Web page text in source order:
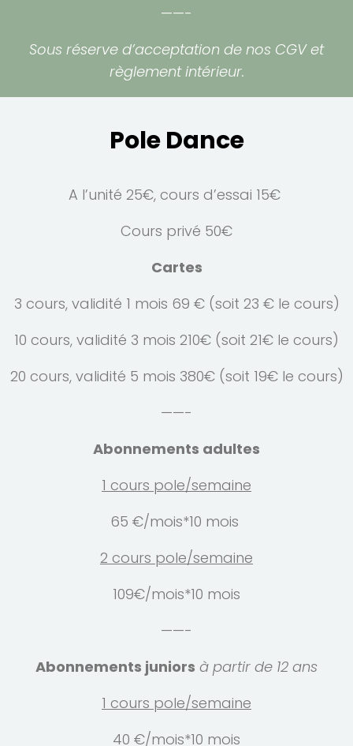
——-
Sous réserve d’acceptation de nos CGV et
règlement intérieur.
Pole Dance
A l’unité 25€, cours d’essai 15€
Cours privé 50€
Cartes
3 cours, validité 1 mois 69 € (soit 23 € le cours)
10 cours, validité 3 mois 210€ (soit 21€ le cours)
20 cours, validité 5 mois 380€ (soit 19€ le cours)
——-
Abonnements adultes
1 cours pole/semaine
65 €/mois*10 mois
2 cours pole/semaine
109€/mois*10 mois
——-
Abonnements juniors à partir de 12 ans
1 cours pole/semaine
40 €/mois*10 mois